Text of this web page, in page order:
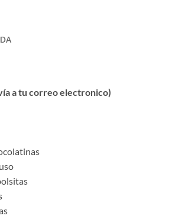
a tu correo electronico)